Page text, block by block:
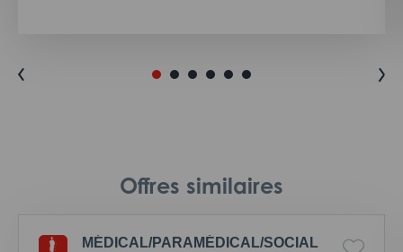
Offres similaires
MÉDICAL/PARAMÉDICAL/SOCIAL